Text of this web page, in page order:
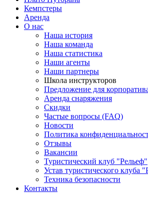
Кемпстеры
Аренда
О нас
Наша история
Наша команда
Наша статистика
Наши агенты
Наши партнеры
Школа инструкторов
Предложение для
Аренда снаряжения
Скидки
Частые вопросы (FAQ)
Новости
Политика
Отзывы
Вакансии
Туристический клуб "Рельеф"
Устав туристического клуба
Техника безопасности
Контакты